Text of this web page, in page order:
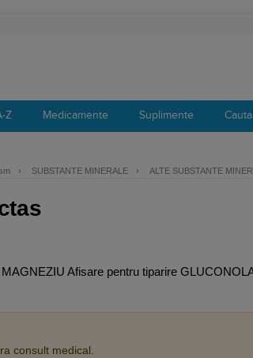
Z Medicamente Suplimente
› SUBSTANTE MINERALE › ALTE SUBSTANTE
Afisare pentru tiparire
consult medical.